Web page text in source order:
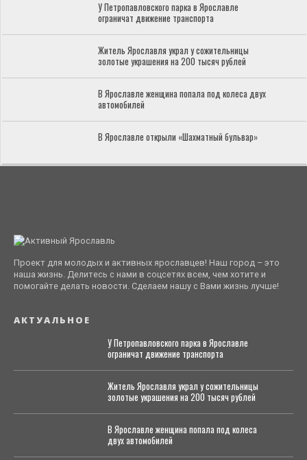
У Петропавловского парка в Ярославле
ограничат движение транспорта
Житель Ярославля украл у сожительницы
золотые украшения на 200 тысяч рублей
В Ярославле женщина попала под колеса двух
автомобилей
В Ярославле открыли «Шахматный бульвар»
Проект для молодых и активных ярославцев! Наш город – это
наша жизнь. Делитесь с нами в соцсетях всем, чем хотите и
помогайте делать новости. Сделаем нашу с Вами жизнь лучше!
АКТУАЛЬНОЕ
У Петропавловского парка в Ярославле
ограничат движение транспорта
Житель Ярославля украл у сожительницы
золотые украшения на 200 тысяч рублей
В Ярославле женщина попала под колеса
двух автомобилей